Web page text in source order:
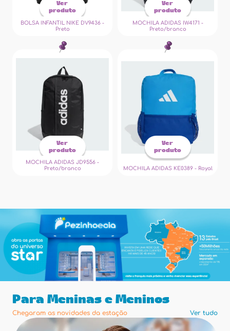
Ver
produto
BOLSA INFANTIL NIKE DV9436 -
Preto
Ver
produto
MOCHILA ADIDAS IW4171 -
Preto/branco
Ver
produto
MOCHILA ADIDAS JD9556 -
Preto/branco
Ver
produto
MOCHILA ADIDAS KE0389 - Royal
Para Meninas e Meninos
Chegaram as novidades da estação Ver tudo